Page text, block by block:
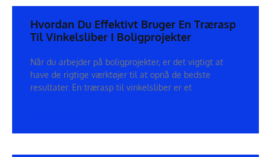
Hvordan Du Effektivt Bruger En Trærasp
Til Vinkelsliber I Boligprojekter
Når du arbejder på boligprojekter, er det vigtigt at
have de rigtige værktøjer til at opnå de bedste
resultater. En trærasp til vinkelsliber er et